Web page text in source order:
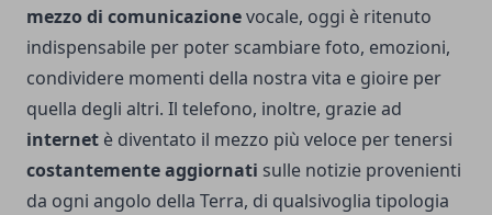
mezzo di comunicazionevocale, oggi è ritenuto
indispensabile per poter scambiare foto, emozioni,
condividere momenti della nostra vita e gioire per
quella degli altri. Il telefono, inoltre, grazie ad
internet è diventato il mezzo più veloce per tenersi
costantemente aggiornati sulle notizie provenienti
da ogni angolo della Terra, di qualsivoglia tipologia